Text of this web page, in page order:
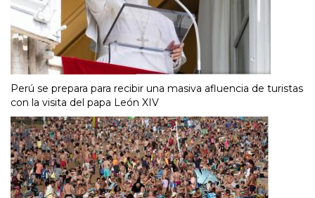
Perú se prepara para recibir una masiva afluencia de turistas
con la visita del papa León XIV